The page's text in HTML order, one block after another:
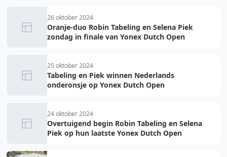
26 oktober 2024
Oranje-duo Robin Tabeling en Selena Piek
zondag in finale van Yonex Dutch Open
25 oktober 2024
Tabeling en Piek winnen Nederlands
onderonsje op Yonex Dutch Open
24 oktober 2024
Overtuigend begin Robin Tabeling en Selena
Piek op hun laatste Yonex Dutch Open